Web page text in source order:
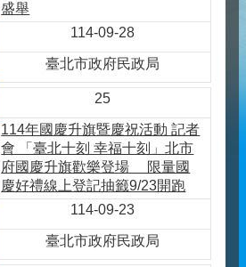
盛舉
114-09-28
臺北市政府民政局
25
114年國慶升旗暨慶祝活動 記者
會 「臺北十刻 幸福十刻」北市
府國慶升旗歡樂登場 限量國
慶好禮線上登記抽籤9/23開跑
114-09-23
臺北市政府民政局